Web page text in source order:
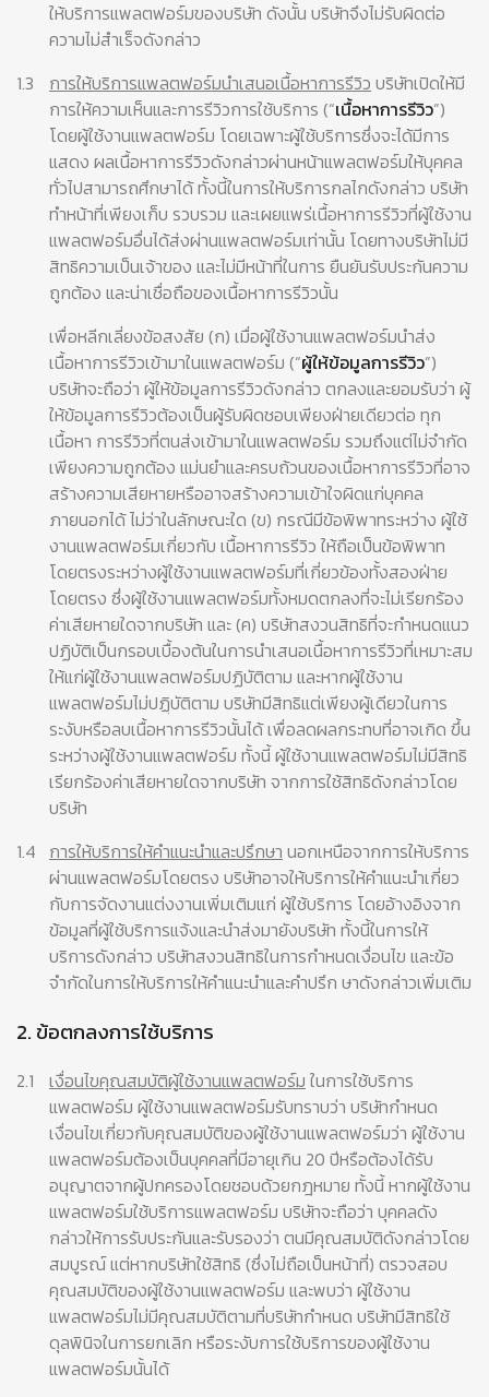
ให้บริการแพลตฟอร์มของบริษัท ดังนั้น บริษัทจึงไม่รับผิดต่อ
ความไม่สำเร็จดังกล่าว
1.3
การให้บริการแพลตฟอร์มนำเสนอเนื้อหาการรีวิว บริษัทเปิดให้มี
การให้ความเห็นและการรีวิวการใช้บริการ (“เนื้อหาการรีวิว”)
โดยผู้ใช้งานแพลตฟอร์ม โดยเฉพาะผู้ใช้บริการซึ่งจะได้มีการ
แสดง ผลเนื้อหาการรีวิวดังกล่าวผ่านหน้าแพลตฟอร์มให้บุคคล
ทั่วไปสามารถศึกษาได้ ทั้งนี้ในการให้บริการกลไกดังกล่าว บริษัท
ทำหน้าที่เพียงเก็บ รวบรวม และเผยแพร่เนื้อหาการรีวิวที่ผู้ใช้งาน
แพลตฟอร์มอื่นได้ส่งผ่านแพลตฟอร์มเท่านั้น โดยทางบริษัทไม่มี
สิทธิความเป็นเจ้าของ และไม่มีหน้าที่ในการ ยืนยันรับประกันความ
ถูกต้อง และน่าเชื่อถือของเนื้อหาการรีวิวนั้น
เพื่อหลีกเลี่ยงข้อสงสัย (ก) เมื่อผู้ใช้งานแพลตฟอร์มนำส่ง
เนื้อหาการรีวิวเข้ามาในแพลตฟอร์ม (“ผู้ให้ข้อมูลการรีวิว”)
บริษัทจะถือว่า ผู้ให้ข้อมูลการรีวิวดังกล่าว ตกลงและยอมรับว่า ผู้
ให้ข้อมูลการรีวิวต้องเป็นผู้รับผิดชอบเพียงฝ่ายเดียวต่อ ทุก
เนื้อหา การรีวิวที่ตนส่งเข้ามาในแพลตฟอร์ม รวมถึงแต่ไม่จำกัด
เพียงความถูกต้อง แม่นยำและครบถ้วนของเนื้อหาการรีวิวที่อาจ
สร้างความเสียหายหรืออาจสร้างความเข้าใจผิดแก่บุคคล
ภายนอกได้ ไม่ว่าในลักษณะใด (ข) กรณีมีข้อพิพาทระหว่าง ผู้ใช้
งานแพลตฟอร์มเกี่ยวกับ เนื้อหาการรีวิว ให้ถือเป็นข้อพิพาท
โดยตรงระหว่างผู้ใช้งานแพลตฟอร์มที่เกี่ยวข้องทั้งสองฝ่าย
โดยตรง ซึ่งผู้ใช้งานแพลตฟอร์มทั้งหมดตกลงที่จะไม่เรียกร้อง
ค่าเสียหายใดจากบริษัท และ (ค) บริษัทสงวนสิทธิที่จะกำหนดแนว
ปฏิบัติเป็นกรอบเบื้องต้นในการนำเสนอเนื้อหาการรีวิวที่เหมาะสม
ให้แก่ผู้ใช้งานแพลตฟอร์มปฏิบัติตาม และหากผู้ใช้งาน
แพลตฟอร์มไม่ปฏฺิบัติตาม บริษัทมีสิทธิแต่เพียงผู้เดียวในการ
ระงับหรือลบเนื้อหาการรีวิวนั้นได้ เพื่อลดผลกระทบที่อาจเกิด ขึ้น
ระหว่างผู้ใช้งานแพลตฟอร์ม ทั้งนี้ ผู้ใช้งานแพลตฟอร์มไม่มีสิทธิ
เรียกร้องค่าเสียหายใดจากบริษัท จากการใช้สิทธิดังกล่าวโดย
บริษัท
1.4 การให้บริการให้คำแนะนำและปรึกษา นอกเหนือจากการให้บริการ
ผ่านแพลตฟอร์มโดยตรง บริษัทอาจให้บริการให้คำแนะนำเกี่ยว
กับการจัดงานแต่งงานเพิ่มเติมแก่ ผู้ใช้บริการ โดยอ้างอิงจาก
ข้อมูลที่ผู้ใช้บริการแจ้งและนำส่งมายังบริษัท ทั้งนี้ในการให้
บริการดังกล่าว บริษัทสงวนสิทธิในการกำหนดเงื่อนไข และข้อ
จำกัดในการให้บริการให้คำแนะนำและคำปรึก ษาดังกล่าวเพิ่มเติม
2. ข้อตกลงการใช้บริการ
2.1 เงื่อนไขคุณสมบัติผู้ใช้งานแพลตฟอร์ม ในการใช้บริการ
แพลตฟอร์ม ผู้ใช้งานแพลตฟอร์มรับทราบว่า บริษัทกำหนด
เงื่อนไขเกี่ยวกับคุณสมบัติของผู้ใช้งานแพลตฟอร์มว่า ผู้ใช้งาน
แพลตฟอร์มต้องเป็นบุคคลที่มีอายุเกิน 20 ปีหรือต้องได้รับ
อนุญาตจากผู้ปกครองโดยชอบด้วยกฎหมาย ทั้งนี้ หากผู้ใช้งาน
แพลตฟอร์มใช้บริการแพลตฟอร์ม บริษัทจะถือว่า บุคคลดัง
กล่าวให้การรับประกันและรับรองว่า ตนมีคุณสมบัติดังกล่าวโดย
สมบูรณ์ แต่หากบริษัทใช้สิทธิ (ซึ่งไม่ถือเป็นหน้าที่) ตรวจสอบ
คุณสมบัติของผู้ใช้งานแพลตฟอร์ม และพบว่า ผู้ใช้งาน
แพลตฟอร์มไม่มีคุณสมบัติตามที่บริษัทกำหนด บริษัทมีสิทธิใช้
ดุลพินิจในการยกเลิก หรือระงับการใช้บริการของผู้ใช้งาน
แพลตฟอร์มนั้นได้